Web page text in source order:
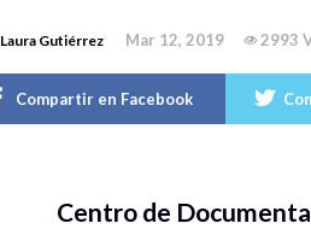
Laura Gutiérrez Mar 12, 2019 2993
Compartir en Facebook
Centro de